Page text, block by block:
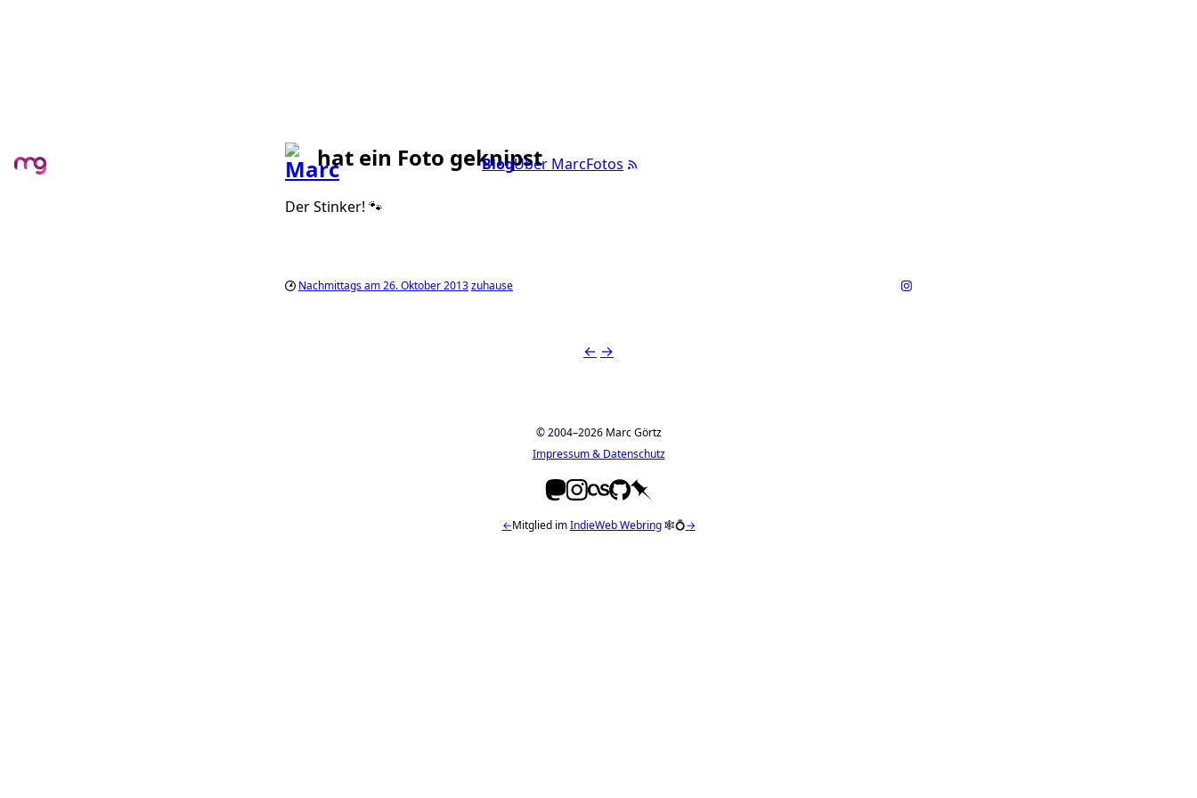
BlogÜber MarcFotos
hat ein Foto geknipst
Der Stinker! 🐾
Nachmittags am 26. Oktober 2013zuhause
← →
© 2004–2026 Marc Görtz
Impressum & Datenschutz
←Mitglied imIndieWeb Webring🕸💍→